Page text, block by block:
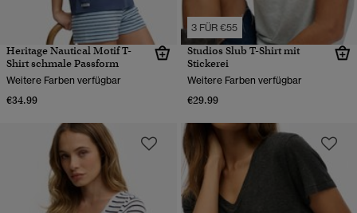
Heritage Nautical Motif T-
Shirt schmale Passform
Weitere Farben verfügbar
€34.99
3 FÜR €55
Studios Slub T-Shirt mit
Stickerei
Weitere Farben verfügbar
€29.99